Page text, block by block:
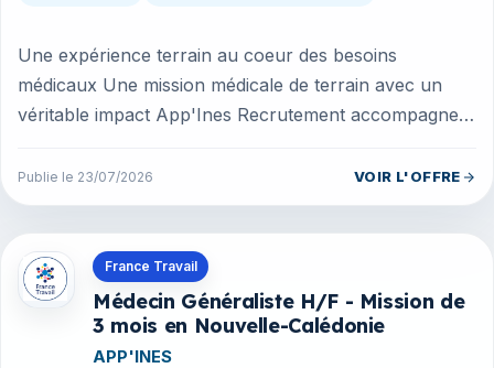
Une expérience terrain au coeur des besoins
médicaux Une mission médicale de terrain avec un
véritable impact App'Ines Recrutement accompagne
Publie le 23/07/2026 VOIR L'OFFRE
France Travail
Médecin Généraliste H/F - Mission de
3 mois en Nouvelle-Calédonie
APP'INES
Offres en Nouvelle-Caledonie